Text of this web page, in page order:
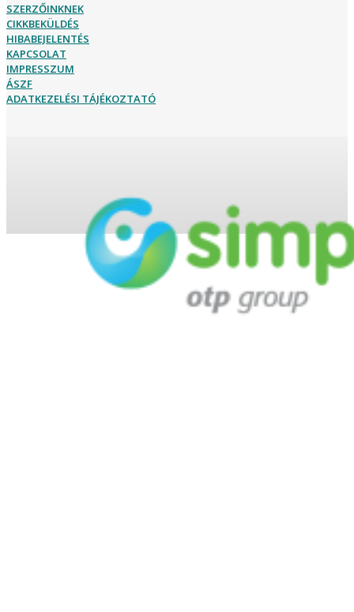
SZERZŐINKNEK
CIKKBEKÜLDÉS
HIBABEJELENTÉS
KAPCSOLAT
IMPRESSZUM
ÁSZF
ADATKEZELÉSI TÁJÉKOZTATÓ